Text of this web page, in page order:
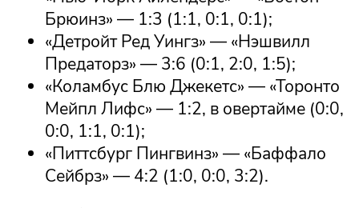
Брюинз» — 1:3 (1:1, 0:1, 0:1);
«Детройт Ред Уингз» — «Нэшвилл
Предаторз» — 3:6 (0:1, 2:0, 1:5);
«Коламбус Блю Джекетс» — «Торонто
Мейпл Лифс» — 1:2, в овертайме (0:0,
0:0, 1:1, 0:1);
«Питтсбург Пингвинз» — «Баффало
Сейбрз» — 4:2 (1:0, 0:0, 3:2).